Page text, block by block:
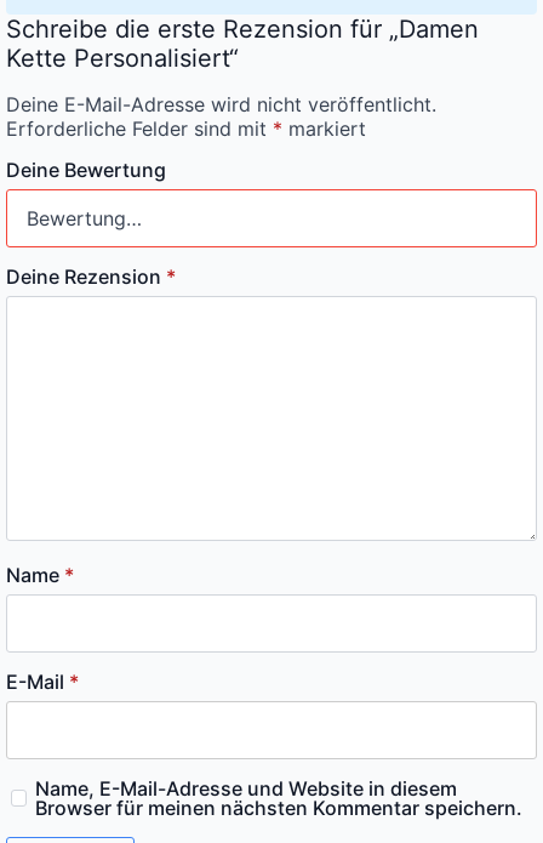
Schreibe die erste Rezension für „Damen
Kette Personalisiert“
Deine E-Mail-Adresse wird nicht veröffentlicht.
Erforderliche Felder sind mit * markiert
Deine Bewertung
Deine Rezension *
Name *
E-Mail *
Name, E-Mail-Adresse und Website in diesem
Browser für meinen nächsten Kommentar speichern.